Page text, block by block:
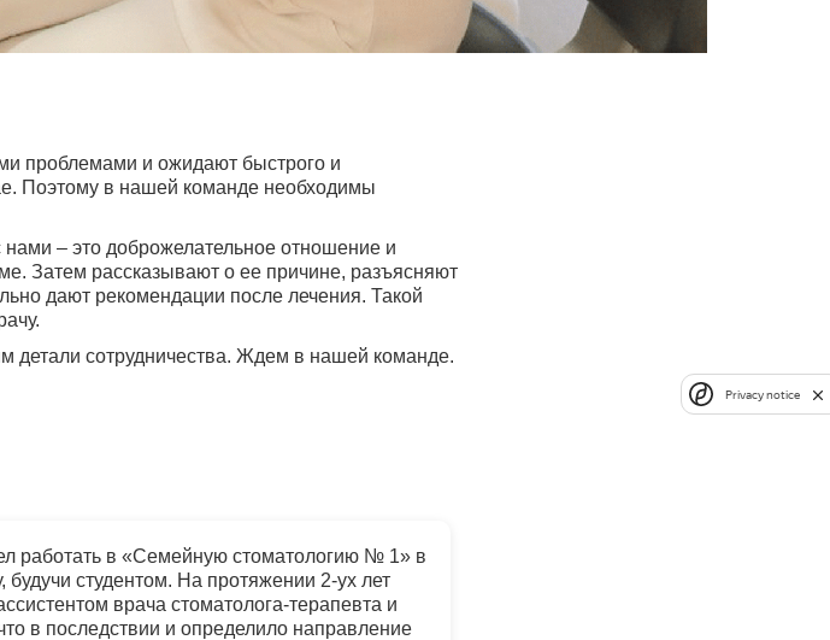
проблемами и ожидают быстрого и
Поэтому в нашей команде необходимы
– это доброжелательное отношение и
Затем рассказывают о ее причине, разъясняют
дают рекомендации после лечения. Такой
детали сотрудничества. Ждем в нашей команде.
работать в «Семейную стоматологию № 1» в
будучи студентом. На протяжении 2-ух лет
врача стоматолога-терапевта и
в последствии и определило направление
Privacy notice